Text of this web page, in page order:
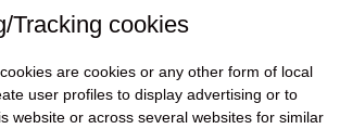
Tracking cookies
are cookies or any other form of local
user profiles to display advertising or to
website or across several websites for similar